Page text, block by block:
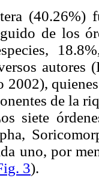
(40.26%)
de los
autores
2002),
de la
siete
uno, por
3).